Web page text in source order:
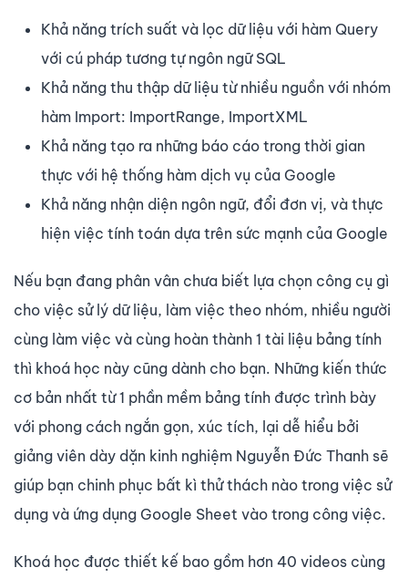
Khả năng trích suất và lọc dữ liệu với hàm Query
với cú pháp tương tự ngôn ngữ SQL
Khả năng thu thập dữ liệu từ nhiều nguồn với nhóm
hàm Import: ImportRange, ImportXML
Khả năng tạo ra những báo cáo trong thời gian
thực với hệ thống hàm dịch vụ của Google
Khả năng nhận diện ngôn ngữ, đổi đơn vị, và thực
hiện việc tính toán dựa trên sức mạnh của Google
Nếu bạn đang phân vân chưa biết lựa chọn công cụ gì
cho việc sử lý dữ liệu, làm việc theo nhóm, nhiều người
cùng làm việc và cùng hoàn thành 1 tài liệu bảng tính
thì khoá học này cũng dành cho bạn. Những kiến thức
cơ bản nhất từ 1 phần mềm bảng tính được trình bày
với phong cách ngắn gọn, xúc tích, lại dễ hiểu bởi
giảng viên dày dặn kinh nghiệm Nguyễn Đức Thanh sẽ
giúp bạn chinh phục bất kì thử thách nào trong việc sử
dụng và ứng dụng Google Sheet vào trong công việc.
Khoá học được thiết kế bao gồm hơn 40 videos cùng